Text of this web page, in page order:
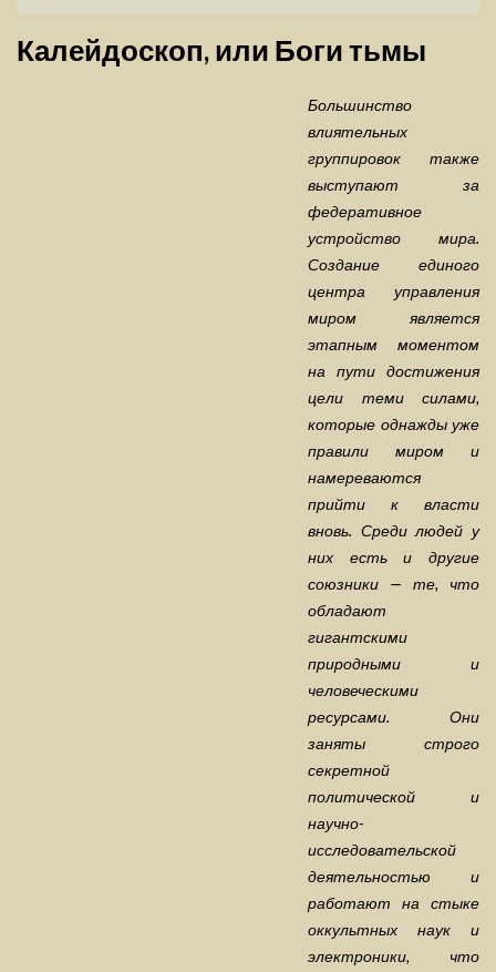
Калейдоскоп, или Боги тьмы
Большинство
влиятельных
группировок также
выступают за
федеративное
устройство мира.
Создание единого
центра управления
миром является
этапным моментом
на пути достижения
цели теми силами,
которые однажды уже
правили миром и
намереваются
прийти к власти
вновь. Среди людей у
них есть и другие
союзники — те, что
обладают
гигантскими
природными и
человеческими
ресурсами. Они
заняты строго
секретной
политической и
научно-
исследовательской
деятельностью и
работают на стыке
оккультных наук и
электроники, что